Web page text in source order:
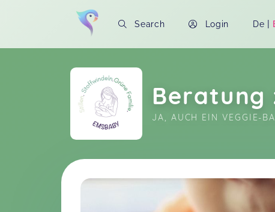
Search Login De |
Beratung
JA, AUCH EIN VEGGIE-
Soon you will learn more about me here...